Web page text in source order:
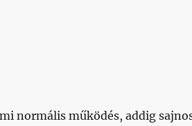
normális működés, addig